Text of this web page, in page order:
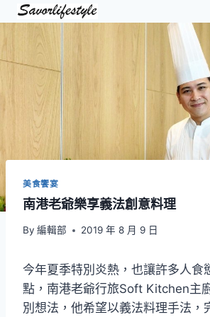
Skip
content
美食饗宴
南港老爺樂享義法創意料理
By 編輯部 2019 年 8 月 9 日
今年夏季特別炎熱，也讓許多人食
點，南港老爺行旅Soft Kitchen主
別想法，他希望以義法料理手法，